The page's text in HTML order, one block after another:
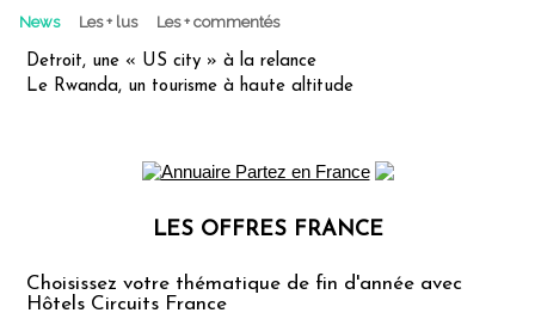
News Les + lus Les + commentés
Detroit, une « US city » à la relance
Le Rwanda, un tourisme à haute altitude
LES OFFRES FRANCE
Choisissez votre thématique de fin d'année avec
Hôtels Circuits France